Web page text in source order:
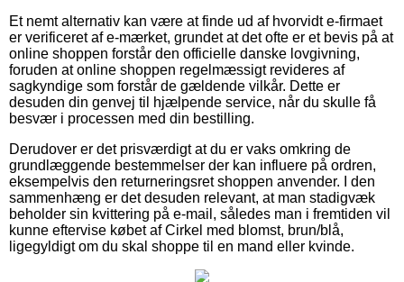
Et nemt alternativ kan være at finde ud af hvorvidt e-firmaet
er verificeret af e-mærket, grundet at det ofte er et bevis på at
online shoppen forstår den officielle danske lovgivning,
foruden at online shoppen regelmæssigt revideres af
sagkyndige som forstår de gældende vilkår. Dette er
desuden din genvej til hjælpende service, når du skulle få
besvær i processen med din bestilling.
Derudover er det prisværdigt at du er vaks omkring de
grundlæggende bestemmelser der kan influere på ordren,
eksempelvis den returneringsret shoppen anvender. I den
sammenhæng er det desuden relevant, at man stadigvæk
beholder sin kvittering på e-mail, således man i fremtiden vil
kunne eftervise købet af Cirkel med blomst, brun/blå,
ligegyldigt om du skal shoppe til en mand eller kvinde.